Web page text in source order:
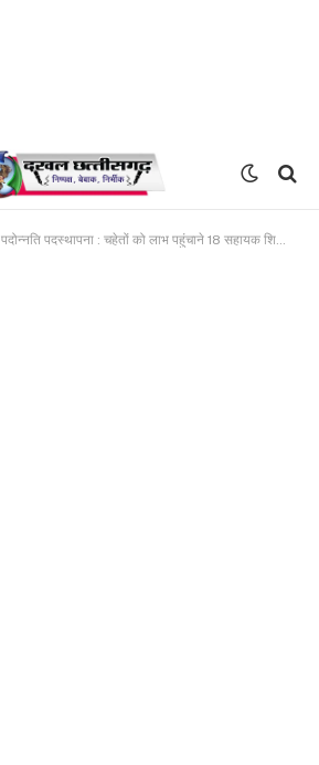
पदोन्नति पदस्थापना : चहेतों को लाभ पहुंचाने 18 सहायक शिक्षकों को प्रमोशन से वंचित रखा गया …….कलेक्टर द्वारा कराई जा रही जांच के दौरान एक और गड़बड़ी उजागर